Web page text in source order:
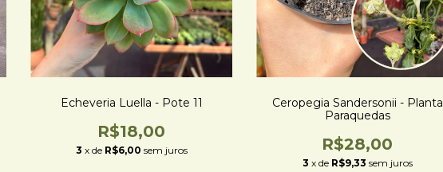
Echeveria Luella - Pote 11
R$18,00
3 x de R$6,00 sem juros
Ceropegia Sandersonii - Planta
Paraquedas
R$28,00
3 x de R$9,33 sem juros